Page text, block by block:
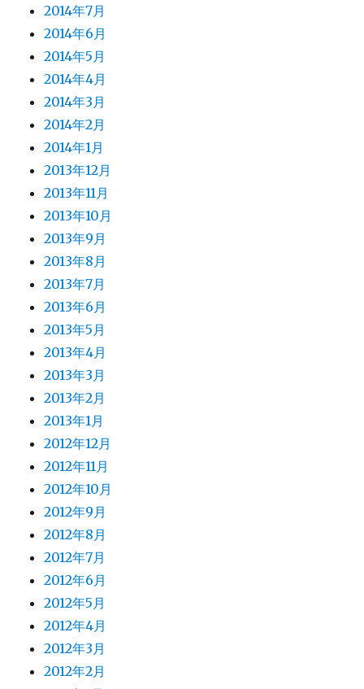
2014年7月
2014年6月
2014年5月
2014年4月
2014年3月
2014年2月
2014年1月
2013年12月
2013年11月
2013年10月
2013年9月
2013年8月
2013年7月
2013年6月
2013年5月
2013年4月
2013年3月
2013年2月
2013年1月
2012年12月
2012年11月
2012年10月
2012年9月
2012年8月
2012年7月
2012年6月
2012年5月
2012年4月
2012年3月
2012年2月